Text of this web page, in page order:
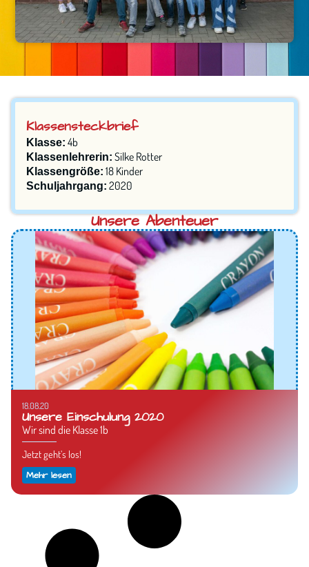
Klassensteckbrief
Klasse: 4b
Klassenlehrerin: Silke Rotter
Klassengröße: 18 Kinder
Schuljahrgang: 2020
Unsere Abenteuer
18.08.20
Unsere Einschulung 2020
Wir sind die Klasse 1b
Jetzt geht’s los!
Mehr lesen